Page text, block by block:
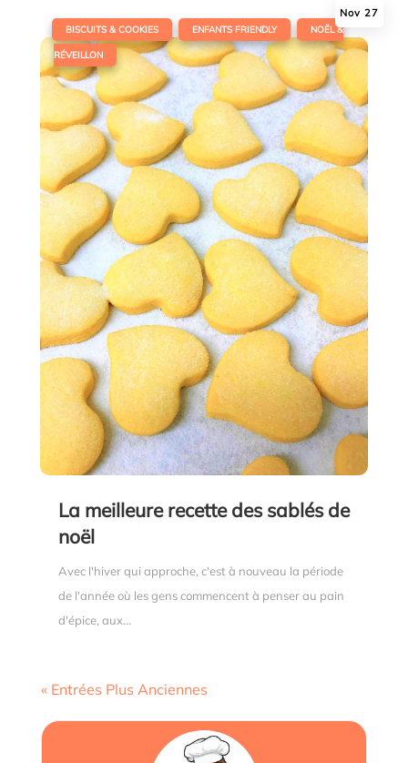
La meilleure recette des sablés de
noël
Nov 27
BISCUITS & COOKIES ENFANTS FRIENDLY NOËL &
RÉVEILLON
Avec l'hiver qui approche, c'est à nouveau la période
de l'année où les gens commencent à penser au pain
d'épice, aux...
« Entrées Plus Anciennes